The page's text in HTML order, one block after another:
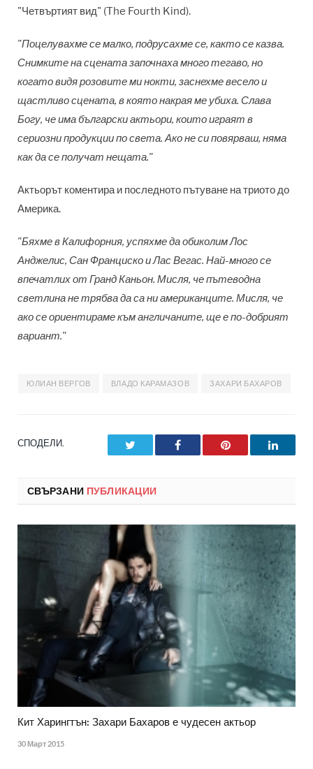
"Четвъртият вид" (The Fourth Kind).
"Поцелувахме се малко, подрусахме се, както се казва.
Снимките на сцената започнаха много тегаво, но
когато видя розовите ми нокти, заснехме весело и
щастливо сцената, в която накрая ме убиха. Слава
Богу, че има български актьори, които играят в
сериозни продукции по света. Ако не си повярваш, няма
как да се получат нещата."
Актьорът коментира и последното пътуване на триото до
Америка.
"Бяхме в Калифорния, успяхме да обиколим Лос
Анджелис, Сан Франциско и Лас Вегас. Най-много се
впечатлих от Гранд Каньон. Мисля, че пътеводна
светлина не трябва да са ни американците. Мисля, че
ако се ориентираме към англичаните, ще е по-добрият
вариант."
ЮЛИАН ВЕРГОВ ВЛАДО КАРАМАЗОВ ЗАХАРИ БАХАРОВ
СПОДЕЛИ. Facebook Pinterest
СВЪРЗАНИ ПУБЛИКАЦИИ
Кит Харингтън: Захари Бахаров е чудесен актьор
30 Март 2015